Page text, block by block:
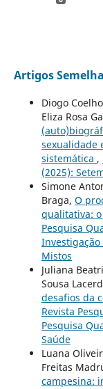
Artigos
Diogo
Eliza Rosa
sexualidade
sistemática ,
(2025):
Simone
Braga, O
qualitativa:
Pesquisa
Mistos
Juliana
Sousa
desafios da
Revista
Pesquisa
Saúde
Luana
Freitas
campesina: